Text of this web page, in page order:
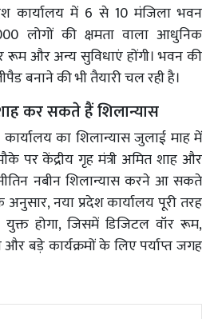
कार्यालय में 6 से 10 मंजिला भवन
लोगों की क्षमता वाला आधुनिक
रूम और अन्य सुविधाएं होंगी। भवन की
बनाने की भी तैयारी चल रही है।
कर सकते हैं शिलान्यास
का शिलान्यास जुलाई माह में
पर केंद्रीय गृह मंत्री अमित शाह और
नीतिन नबीन शिलान्यास करने आ सकते
अनुसार, नया प्रदेश कार्यालय पूरी तरह
होगा, जिसमें डिजिटल वॉर रूम,
और बड़े कार्यक्रमों के लिए पर्याप्त जगह